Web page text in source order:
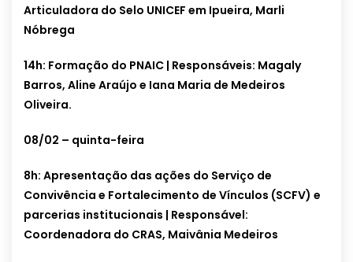
Articuladora do Selo UNICEF em Ipueira, Marli
Nóbrega
14h: Formação do PNAIC | Responsáveis: Magaly
Barros, Aline Araújo e Iana Maria de Medeiros
Oliveira.
08/02 – quinta-feira
8h: Apresentação das ações do Serviço de
Convivência e Fortalecimento de Vínculos (SCFV) e
parcerias institucionais | Responsável:
Coordenadora do CRAS, Maivânia Medeiros